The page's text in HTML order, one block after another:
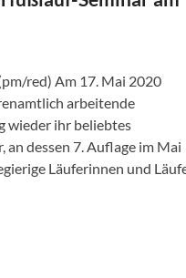
red) Am 17. Mai 2020
arbeitende
wieder ihr beliebtes
an dessen 7. Auflage im Mai
Läuferinnen und